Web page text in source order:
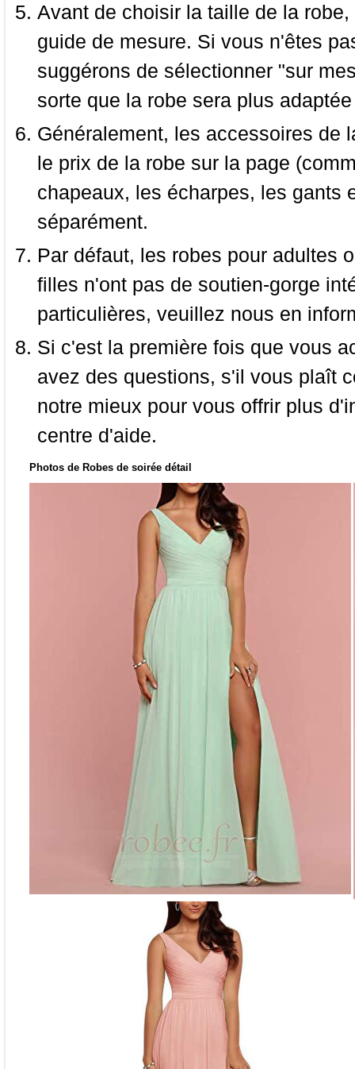
Avant de choisir la taille de la
guide de mesure. Si vous n'êtes
suggérons de sélectionner "sur
sorte que la robe sera plus
Généralement, les accessoires de
le prix de la robe sur la page
chapeaux, les écharpes, les gants
séparément.
Par défaut, les robes pour adultes
filles n'ont pas de soutien-gorge
particulières, veuillez nous en
Si c'est la première fois que vous
avez des questions, s'il vous plaît
notre mieux pour vous offrir plus
centre d'aide.
Photos de Robes de soirée détail